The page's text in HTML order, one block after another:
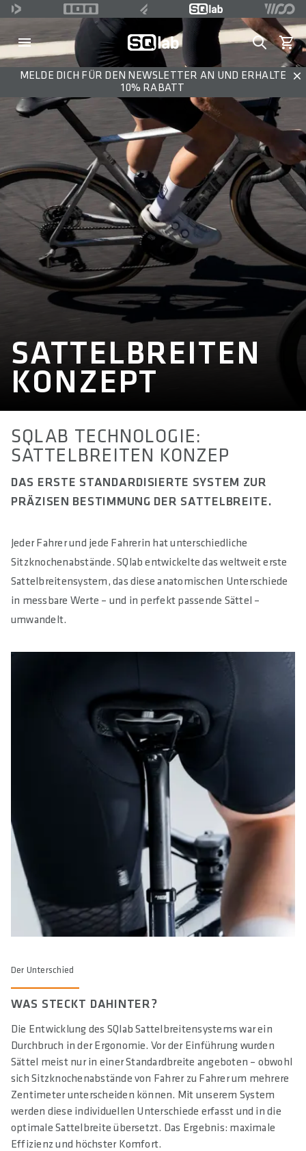
Search
MELDE DICH FÜR DEN NEWSLETTER AN UND ERHALTE
10% RABATT
SATTELBREITEN
KONZEPT
SQLAB TECHNOLOGIE:
SATTELBREITEN KONZEP
DAS ERSTE STANDARDISIERTE SYSTEM ZUR
PRÄZISEN BESTIMMUNG DER SATTELBREITE.
Jeder Fahrer und jede Fahrerin hat unterschiedliche
Sitzknochenabstände. SQlab entwickelte das weltweit erste
Sattelbreitensystem, das diese anatomischen Unterschiede
in messbare Werte – und in perfekt passende Sättel –
umwandelt.
Der Unterschied
WAS STECKT DAHINTER?
Die Entwicklung des SQlab Sattelbreitensystems war ein
Durchbruch in der Ergonomie. Vor der Einführung wurden
Sättel meist nur in einer Standardbreite angeboten – obwohl
sich Sitzknochenabstände von Fahrer zu Fahrer um mehrere
Zentimeter unterscheiden können. Mit unserem System
werden diese individuellen Unterschiede erfasst und in die
optimale Sattelbreite übersetzt. Das Ergebnis: maximale
Effizienz und höchster Komfort.